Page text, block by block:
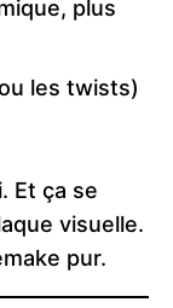
plus
les twists)
Et ça se
visuelle.
pur.